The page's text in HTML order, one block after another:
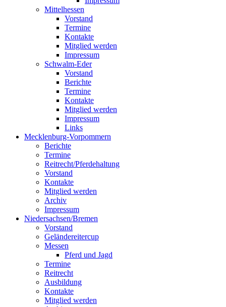
Mittelhessen
Vorstand
Termine
Kontakte
Mitglied werden
Impressum
Schwalm-Eder
Vorstand
Berichte
Termine
Kontakte
Mitglied werden
Impressum
Links
Mecklenburg-Vorpommern
Berichte
Termine
Reitrecht/Pferdehaltung
Vorstand
Kontakte
Mitglied werden
Archiv
Impressum
Niedersachsen/Bremen
Vorstand
Geländereitercup
Messen
Pferd und Jagd
Termine
Reitrecht
Ausbildung
Kontakte
Mitglied werden